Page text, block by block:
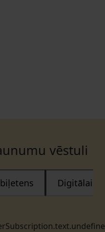
vēstuli
Digitālais